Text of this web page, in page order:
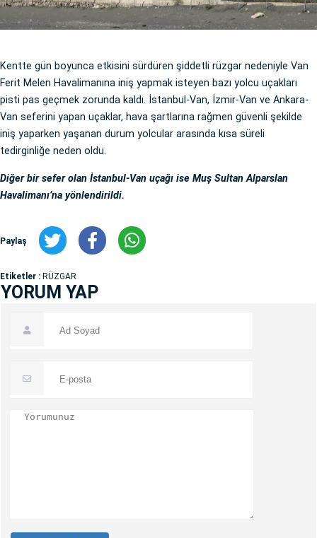
Kentte gün boyunca etkisini sürdüren şiddetli rüzgar nedeniyle Van
Ferit Melen Havalimanına iniş yapmak isteyen bazı yolcu uçakları
pisti pas geçmek zorunda kaldı. İstanbul-Van, İzmir-Van ve Ankara-
Van seferini yapan uçaklar, hava şartlarına rağmen güvenli şekilde
iniş yaparken yaşanan durum yolcular arasında kısa süreli
tedirginliğe neden oldu.
Diğer bir sefer olan İstanbul-Van uçağı ise Muş Sultan Alparslan
Havalimanı’na yönlendirildi.
Paylaş
Etiketler : RÜZGAR
YORUM YAP